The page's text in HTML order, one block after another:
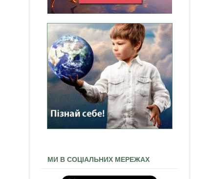
МИ В СОЦІАЛЬНИХ МЕРЕЖАХ